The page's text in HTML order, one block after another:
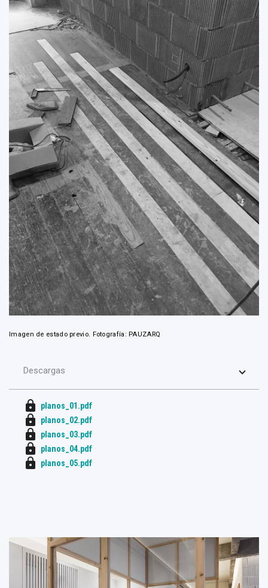
Imagen de estado previo. Fotografía: PAUZARQ
Descargas
lock planos_01.pdf
lock planos_02.pdf
lock planos_03.pdf
lock planos_04.pdf
lock planos_05.pdf